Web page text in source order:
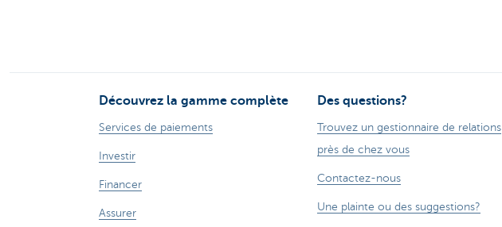
Découvrez la gamme complète
Services de paiements
Investir
Financer
Assurer
Des questions?
Trouvez un gestionnaire de relations
près de chez vous
Contactez-nous
Une plainte ou des suggestions?